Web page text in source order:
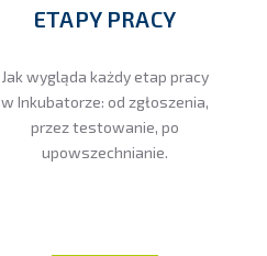
ETAPY PRACY
Jak wygląda każdy etap pracy
w Inkubatorze: od zgłoszenia,
przez testowanie, po
upowszechnianie.